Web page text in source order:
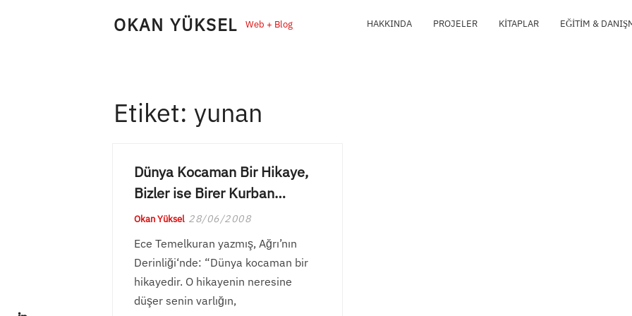
OKAN YÜKSEL Web + Blog HAKKINDA PROJELER KITAPLAR EĞITIM &
Etiket:yunan
Dünya Kocaman Bir Hikaye,
Bizler ise Birer Kurban…
Okan Yüksel 28/06/2008
Ece Temelkuran yazmış, Ağrı’nın
Derinliği‘nde: “Dünya kocaman bir
hikayedir. O hikayenin neresine
düşer senin varlığın,